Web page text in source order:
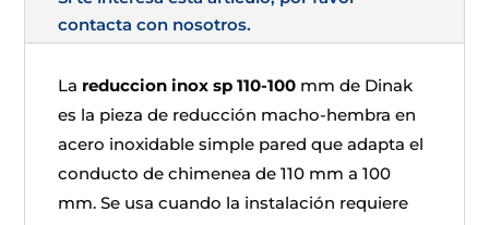
contacta con nosotros.
La reduccion inox sp 110-100 mm de Dinak
es la pieza de reducción macho-hembra en
acero inoxidable simple pared que adapta el
conducto de chimenea de 110 mm a 100
mm. Se usa cuando la instalación requiere